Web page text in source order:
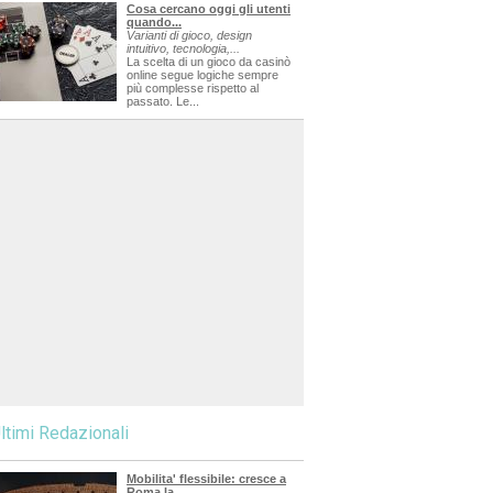
Cosa cercano oggi gli utenti
quando...
Varianti di gioco, design
intuitivo, tecnologia,...
La scelta di un gioco da casinò
online segue logiche sempre
più complesse rispetto al
passato. Le...
Redazionali
Mobilita' flessibile: cresce a